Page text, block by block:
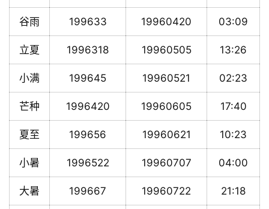
谷雨 199633 19960420 03:09
立夏 1996318 19960505 13:26
小满 199645 19960521 02:23
芒种 1996420 19960605 17:40
夏至 199656 19960621 10:23
小暑 1996522 19960707 04:00
大暑 199667 19960722 21:18